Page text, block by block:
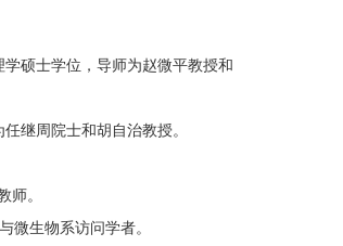
硕士学位，导师为赵微平教授和
继周院士和胡自治教授。
师。
微生物系访问学者。